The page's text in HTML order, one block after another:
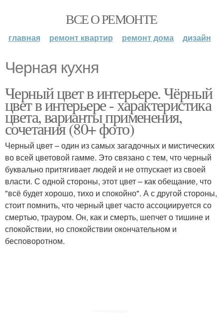
ВСЕ О РЕМОНТЕ
главная ремонт квартир ремонт дома дизайн
Черная кухня
Черный цвет в интерьере. Чёрный
цвет в интерьере - характеристика
цвета, варианты применения,
сочетания (80+ фото)
Черный цвет – один из самых загадочных и мистических
во всей цветовой гамме. Это связано с тем, что черный
буквально притягивает людей и не отпускает из своей
власти. С одной стороны, этот цвет – как обещание, что
"всё будет хорошо, тихо и спокойно". А с другой стороны,
стоит помнить, что черный цвет часто ассоциируется со
смертью, трауром. Он, как и смерть, шепчет о тишине и
спокойствии, но спокойствии окончательном и
бесповоротном.